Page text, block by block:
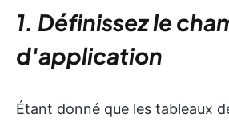
1. Définissez le
d'application
Étant donné que les tableaux